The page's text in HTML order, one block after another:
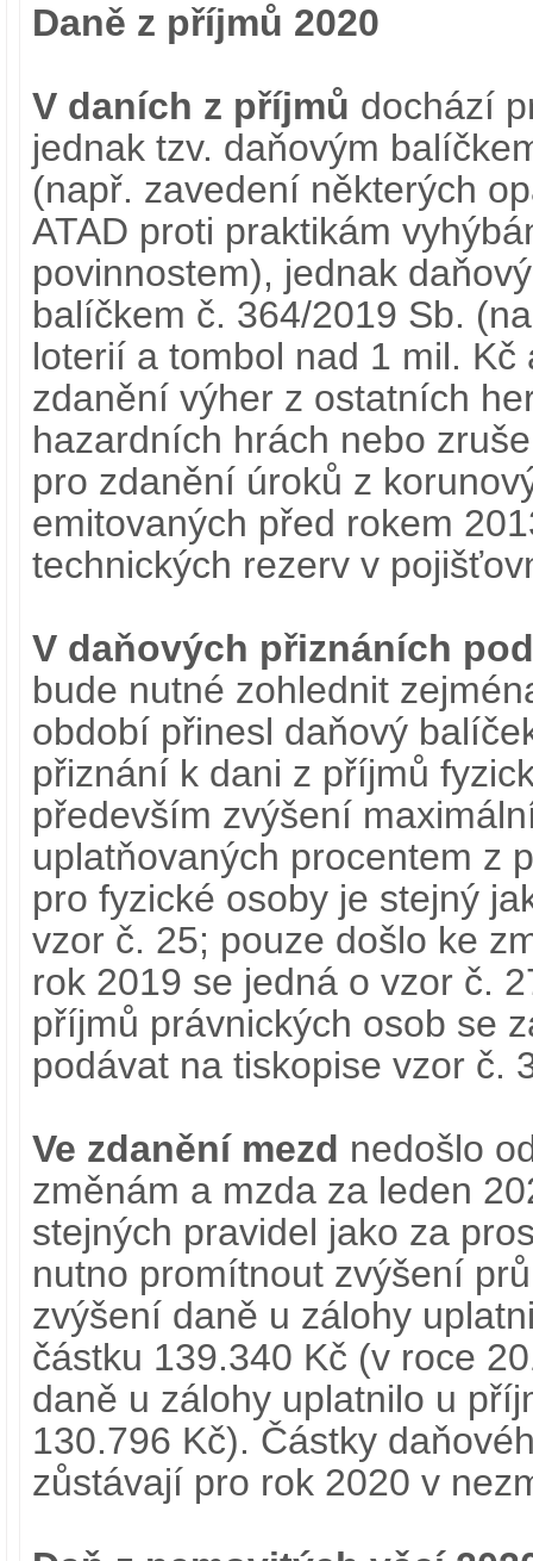
Daně z příjmů 2020
V daních z příjmů dochází
jednak tzv. daňovým
(např. zavedení některých
ATAD proti praktikám
povinnostem), jednak
balíčkem č. 364/2019 Sb.
loterií a tombol nad 1 mil.
zdanění výher z ostatních
hazardních hrách nebo
pro zdanění úroků z
emitovaných před rokem
technických rezerv v
V daňových přiznáních
bude nutné zohlednit
období přinesl daňový
přiznání k dani z příjmů
především zvýšení
uplatňovaných procentem z
pro fyzické osoby je stejný
vzor č. 25; pouze došlo ke
rok 2019 se jedná o vzor č.
příjmů právnických osob se
podávat na tiskopise vzor č.
Ve zdanění mezd nedošlo
změnám a mzda za leden
stejných pravidel jako za
nutno promítnout zvýšení
zvýšení daně u zálohy
částku 139.340 Kč (v roce
daně u zálohy uplatnilo u
130.796 Kč). Částky
zůstávají pro rok 2020 v